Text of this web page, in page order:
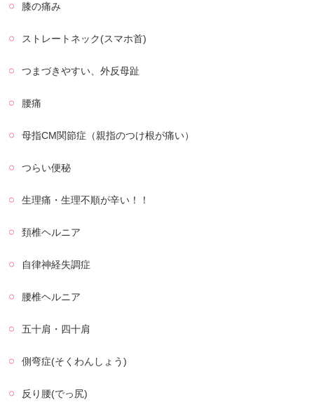
膝の痛み
ストレートネック(スマホ首)
つまづきやすい、外反母趾
腰痛
母指CM関節症（親指のつけ根が痛い）
つらい便秘
生理痛・生理不順が辛い！！
頚椎ヘルニア
自律神経失調症
腰椎ヘルニア
五十肩・四十肩
側弯症(そくわんしょう)
反り腰(でっ尻)